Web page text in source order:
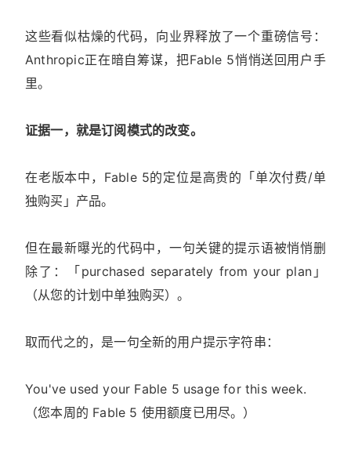
这些看似枯燥的代码，向业界释放了一个重磅信号：
Anthropic正在暗自筹谋，把Fable 5悄悄送回用户手
里。
证据一，就是订阅模式的改变。
在老版本中，Fable 5的定位是高贵的「单次付费/单
独购买」产品。
但在最新曝光的代码中，一句关键的提示语被悄悄删
除了：「purchased separately from your plan」
（从您的计划中单独购买）。
取而代之的，是一句全新的用户提示字符串：
You've used your Fable 5 usage for this week.
（您本周的 Fable 5 使用额度已用尽。）